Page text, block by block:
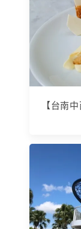
【台南